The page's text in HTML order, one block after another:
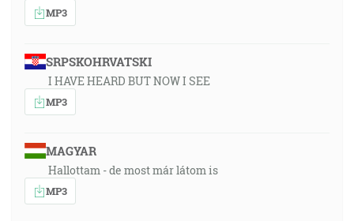
MP3
SRPSKOHRVATSKI
I HAVE HEARD BUT NOW I SEE
MP3
MAGYAR
Hallottam - de most már látom is
MP3